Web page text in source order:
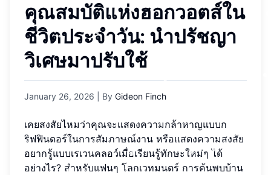
คุณสมบัติแห่งฮอกวอตส์ใน
ชีวิตประจำวัน: นำปรัชญา
วิเศษมาปรับใช้
January 26, 2026 | By Gideon Finch
เคยสงสัยไหมว่าคุณจะแสดงความกล้าหาญแบบก
ริฟฟินดอร์ในการสัมภาษณ์งาน หรือแสดงความสงสัย
อยากรู้แบบเรเวนคลอว์เมื่อเรียนรู้ทักษะใหม่ๆ ได้
อย่างไร? สำหรับแฟนๆ โลกเวทมนตร์ การค้นพบบ้าน